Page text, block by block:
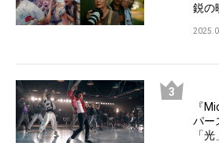
鋭の
『
パー
「